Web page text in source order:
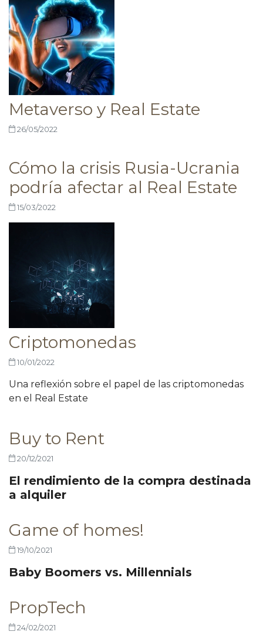
Metaverso y Real Estate
26/05/2022
Cómo la crisis Rusia-Ucrania
podría afectar al Real Estate
15/03/2022
Criptomonedas
10/01/2022
Una reflexión sobre el papel de las criptomonedas
en el Real Estate
Buy to Rent
20/12/2021
El rendimiento de la compra destinada
a alquiler
Game of homes!
19/10/2021
Baby Boomers vs. Millennials
PropTech
24/02/2021